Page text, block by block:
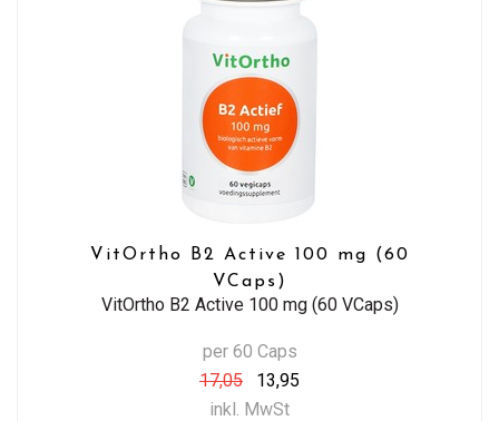
VitOrtho B2 Active 100 mg (60
VCaps)
VitOrtho B2 Active 100 mg (60 VCaps)
per 60 Caps
17,05
13,95
inkl. MwSt